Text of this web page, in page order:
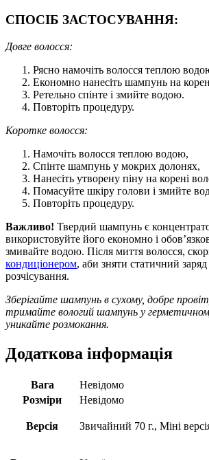
СПОСІБ ЗАСТОСУВАННЯ:
Довге волосся:
Рясно намочіть волосся теплою
Економно нанесіть шампунь на
Ретельно спінте і змийте водою.
Повторіть процедуру.
Коротке волосся:
Намочіть волосся теплою водою,
Спінте шампунь у мокрих долонях,
Нанесіть утворену піну на корені
Помасуйте шкіру голови і змийте
Повторіть процедуру.
Важливо! Твердий шампунь є
використовуйте його економно і
змивайте водою. Після миття волосся,
кондиціонером, аби зняти статичний
розчісування.
Зберігайте шампунь в сухому, добре
тримайте вологий шампунь у
уникайте розмокання.
Додаткова інформація
Вага
Невідомо
Розміри
Невідомо
Версія Звичайний 70 г., Міні